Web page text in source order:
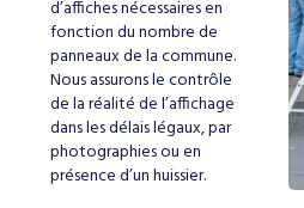
d’affiches nécessaires en
fonction du nombre de
panneaux de la commune.
Nous assurons le contrôle
de la réalité de l’affichage
dans les délais légaux, par
photographies ou en
présence d’un huissier.